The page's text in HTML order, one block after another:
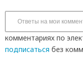
комментариях по
подписаться без